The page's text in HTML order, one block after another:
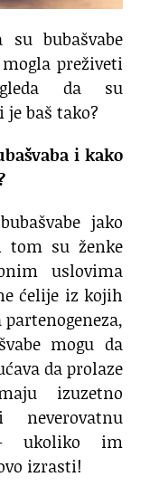
bubašvabe
preživeti
da su
baš tako?
i kako
jako
su ženke
uslovima
ćelije iz kojih
mogu da
da prolaze
izuzetno
– ukoliko im
izrasti!